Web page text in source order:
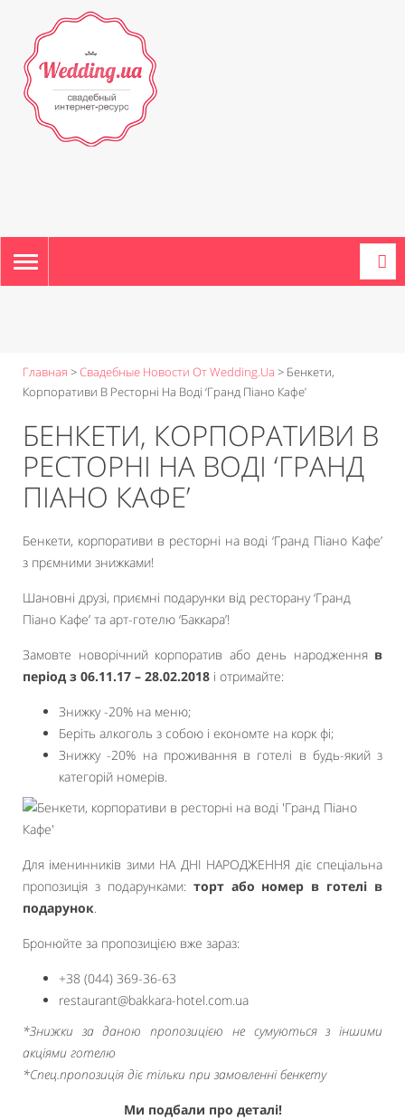
TOGGLE
NAVIGATION
Главная >Свадебные Новости От Wedding.ua > Бенкети,
Корпоративи В Ресторні На Воді ‘Гранд Піано Кафе’
БЕНКЕТИ, КОРПОРАТИВИ В
РЕСТОРНІ НА ВОДІ ‘ГРАНД
ПІАНО КАФЕ’
Бенкети, корпоративи в ресторні на воді ‘Гранд Піано Кафе’
з прємними знижками!
Шановні друзі, приємні подарунки від ресторану ‘Гранд
Піано Кафе’ та арт-готелю ‘Баккара’!
Замовте новорічний корпоратив або день народження в
період з 06.11.17 – 28.02.2018 і отримайте:
Знижку -20% на меню;
Беріть алкоголь з собою і економте на корк фі;
Знижку -20% на проживання в готелі в будь-який з
категорій номерів.
Для іменинників зими НА ДНІ НАРОДЖЕННЯ діє спеціальна
пропозиція з подарунками: торт або номер в готелі в
подарунок.
Бронюйте за пропозицією вже зараз:
+38 (044) 369-36-63
restaurant@bakkara-hotel.com.ua
*Знижки за даною пропозицією не сумуються з іншими
акціями готелю
*Спец.пропозиція діє тільки при замовленні бенкету
Ми подбали про деталi!